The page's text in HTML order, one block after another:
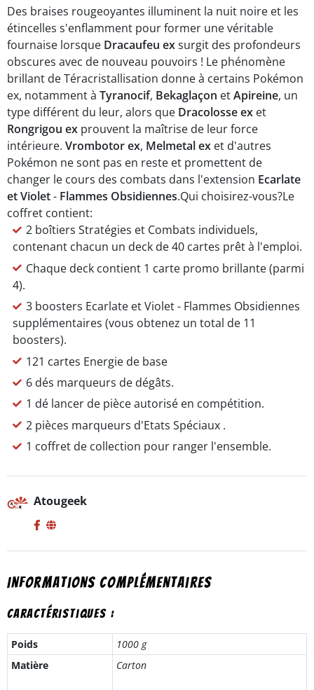
Des braises rougeoyantes illuminent la nuit noire et les
étincelles s'enflamment pour former une véritable
fournaise lorsque Dracaufeu exsurgit des profondeurs
obscures avec de nouveau pouvoirs ! Le phénomène
brillant de Téracristallisation donne à certains Pokémon
ex, notamment à Tyranocif, Bekaglaçon etApireine, un
type différent du leur, alors que Dracolosse ex et
Rongrigou ex prouvent la maîtrise de leur force
intérieure. Vrombotor ex, Melmetalex et d'autres
Pokémon ne sont pas en reste et promettent de
changer le cours des combats dans l'extension Ecarlate
et Violet- Flammes Obsidiennes.Qui choisirez-vous?Le
coffret contient:
2 boîtiers Stratégies et Combats individuels,
contenant chacun un deck de 40 cartes prêt à l'emploi.
Chaque deck contient 1 carte promo brillante (parmi
4).
3 boosters Ecarlate et Violet - Flammes Obsidiennes
supplémentaires (vous obtenez un total de 11
boosters).
121 cartes Energie de base
6 dés marqueurs de dégâts.
1 dé lancer de pièce autorisé en compétition.
2 pièces marqueurs d'Etats Spéciaux .
1 coffret de collection pour ranger l'ensemble.
Atougeek
Informations complémentaires
Caractéristiques :
Poids
1000 g
Matière
Carton